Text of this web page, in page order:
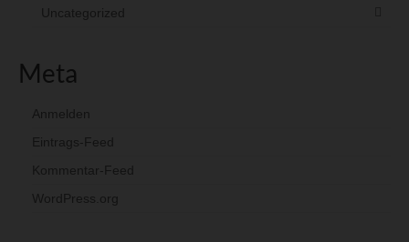
Uncategorized
Meta
Anmelden
Eintrags-Feed
Kommentar-Feed
WordPress.org